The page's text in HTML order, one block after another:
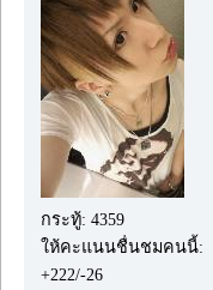
กระทู้: 4359
ให้คะแนนชื่นชมคนนี้:
+222/-26